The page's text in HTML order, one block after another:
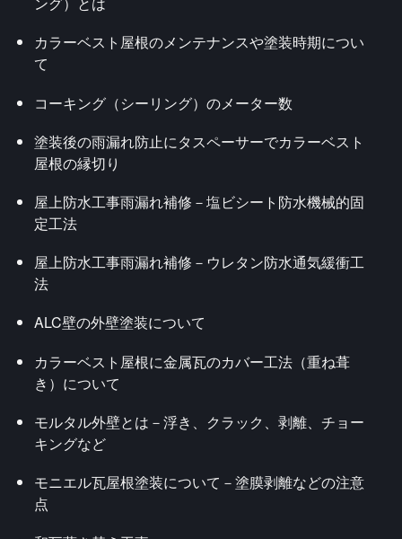
カラーベスト屋根のメンテナンスや塗装時期につい
て
コーキング（シーリング）のメーター数
塗装後の雨漏れ防止にタスペーサーでカラーベスト
屋根の縁切り
屋上防水工事雨漏れ補修－塩ビシート防水機械的固
定工法
屋上防水工事雨漏れ補修－ウレタン防水通気緩衝工
法
ALC壁の外壁塗装について
カラーベスト屋根に金属瓦のカバー工法（重ね葺
き）について
モルタル外壁とは－浮き、クラック、剥離、チョー
キングなど
モニエル瓦屋根塗装について－塗膜剥離などの注意
点